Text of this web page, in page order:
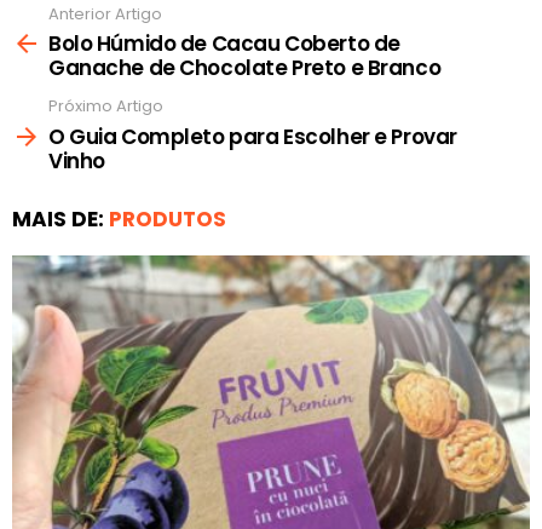
mais
Anterior Artigo
Bolo Húmido de Cacau Coberto de
Ganache de Chocolate Preto e Branco
Próximo Artigo
O Guia Completo para Escolher e Provar
Vinho
MAIS DE: PRODUTOS